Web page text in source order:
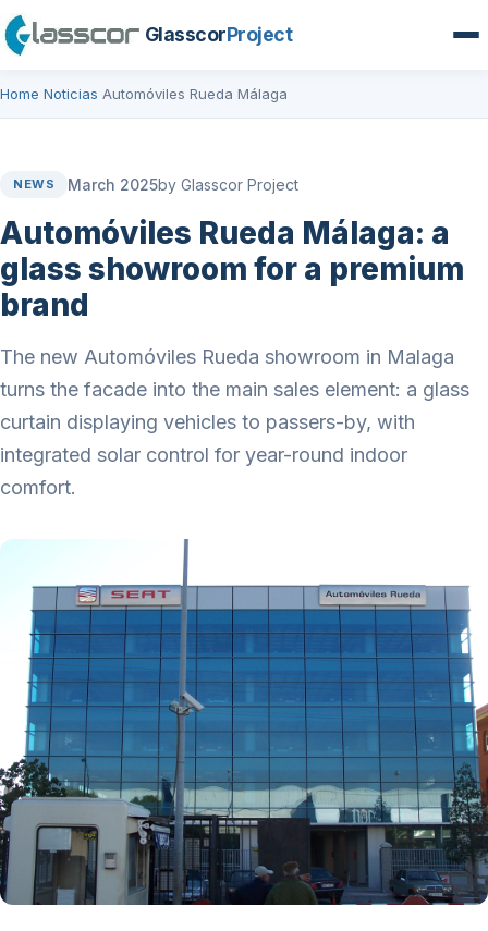
GlasscorProject
Home Noticias Automóviles Rueda Málaga
NEWS March 2025by Glasscor Project
Automóviles Rueda Málaga: a
glass showroom for a premium
brand
The new Automóviles Rueda showroom in Malaga
turns the facade into the main sales element: a glass
curtain displaying vehicles to passers-by, with
integrated solar control for year-round indoor
comfort.